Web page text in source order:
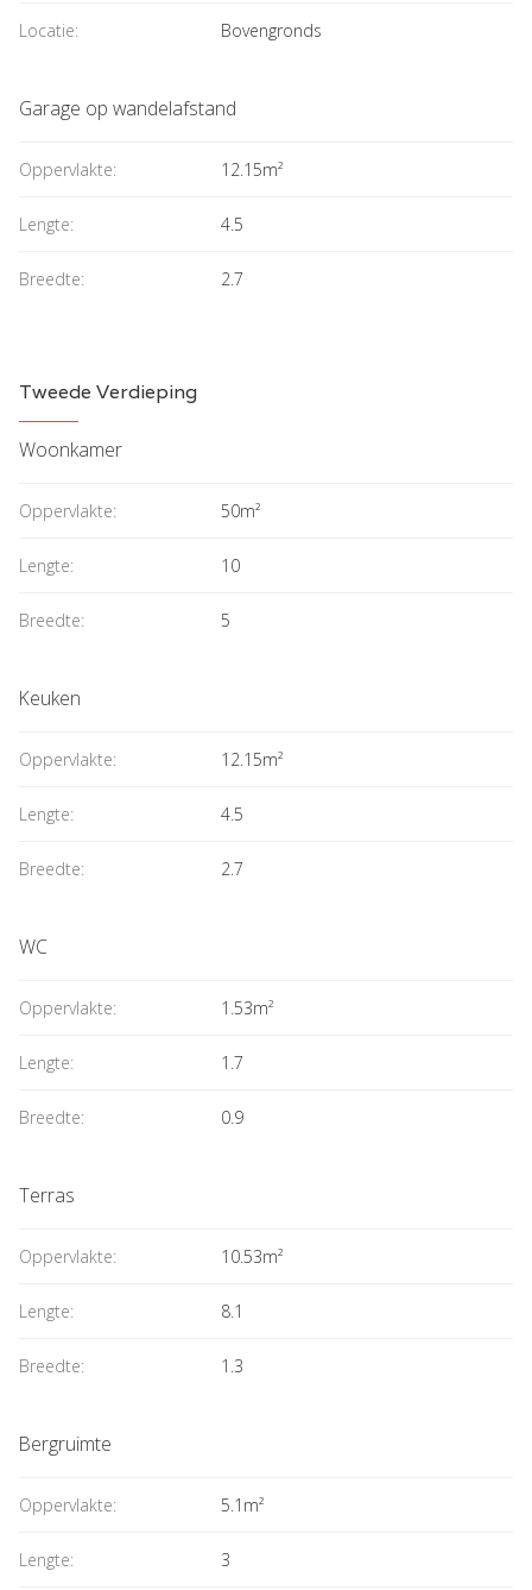
Locatie: Bovengronds
Garage op wandelafstand
Oppervlakte: 12.15m²
Lengte: 4.5
Breedte: 2.7
Tweede Verdieping
Woonkamer
Oppervlakte: 50m²
Lengte: 10
Breedte: 5
Keuken
Oppervlakte: 12.15m²
Lengte: 4.5
Breedte: 2.7
WC
Oppervlakte: 1.53m²
Lengte: 1.7
Breedte: 0.9
Terras
Oppervlakte: 10.53m²
Lengte: 8.1
Breedte: 1.3
Bergruimte
Oppervlakte: 5.1m²
Lengte: 3